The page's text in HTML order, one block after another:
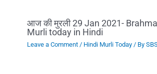
आज की मुरली 29 Jan 2021-
Murli today in Hindi
Leave a Comment / Hindi Murli Today / By